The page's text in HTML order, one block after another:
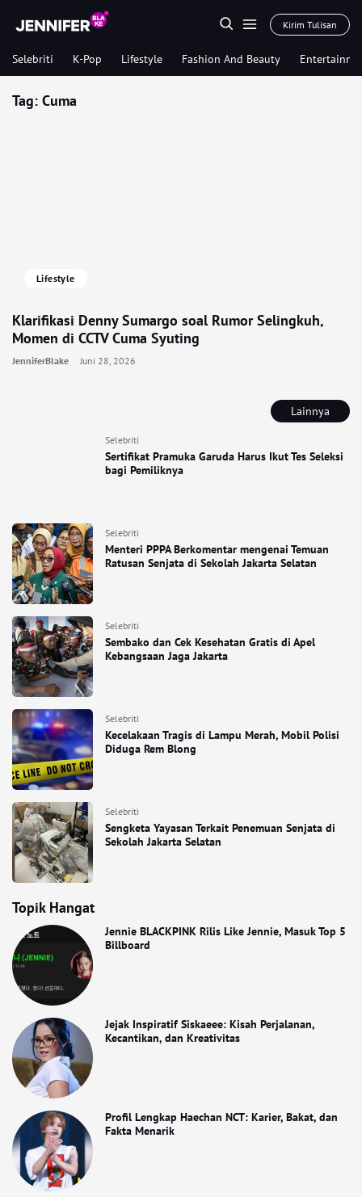
Kirim Tulisan
Selebriti K-Pop Lifestyle Fashion And Beauty
Lainnya
Selebriti
Sertifikat Pramuka Garuda Harus Ikut Tes Seleksi
bagi Pemiliknya
Selebriti
Menteri PPPA Berkomentar mengenai Temuan
Ratusan Senjata di Sekolah Jakarta Selatan
Selebriti
Sembako dan Cek Kesehatan Gratis di Apel
Kebangsaan Jaga Jakarta
Selebriti
Kecelakaan Tragis di Lampu Merah, Mobil Polisi
Diduga Rem Blong
Selebriti
Sengketa Yayasan Terkait Penemuan Senjata di
Sekolah Jakarta Selatan
Topik Hangat
Jennie BLACKPINK Rilis Like Jennie, Masuk Top 5
Billboard
Jejak Inspiratif Siskaeee: Kisah Perjalanan,
Kecantikan, dan Kreativitas
Profil Lengkap Haechan NCT: Karier, Bakat, dan
Fakta Menarik
Tag: Cuma
Lifestyle
Klarifikasi Denny Sumargo soal Rumor Selingkuh,
Momen di CCTV Cuma Syuting
JenniferBlake Juni 28, 2026